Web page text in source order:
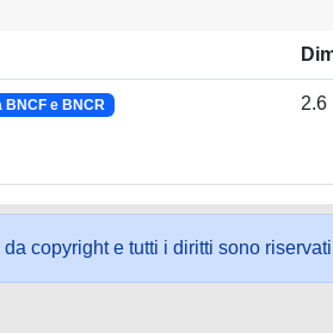
e BNCR 2.6
da copyright e tutti i diritti sono